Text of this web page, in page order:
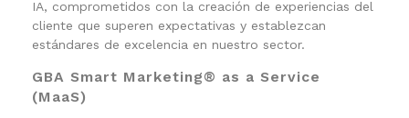
IA, comprometidos con la creación de experiencias del
cliente que superen expectativas y establezcan
estándares de excelencia en nuestro sector.
GBA Smart Marketing® as a Service
(MaaS)